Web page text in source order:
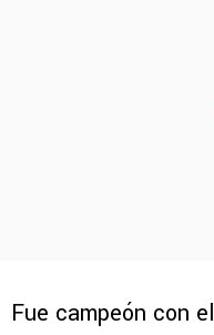
Fue campeón con el